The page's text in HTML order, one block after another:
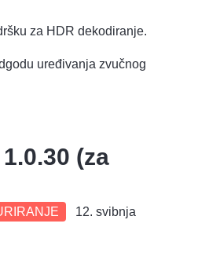
za HDR dekodiranje.
uređivanja zvučnog
(za
12. svibnja